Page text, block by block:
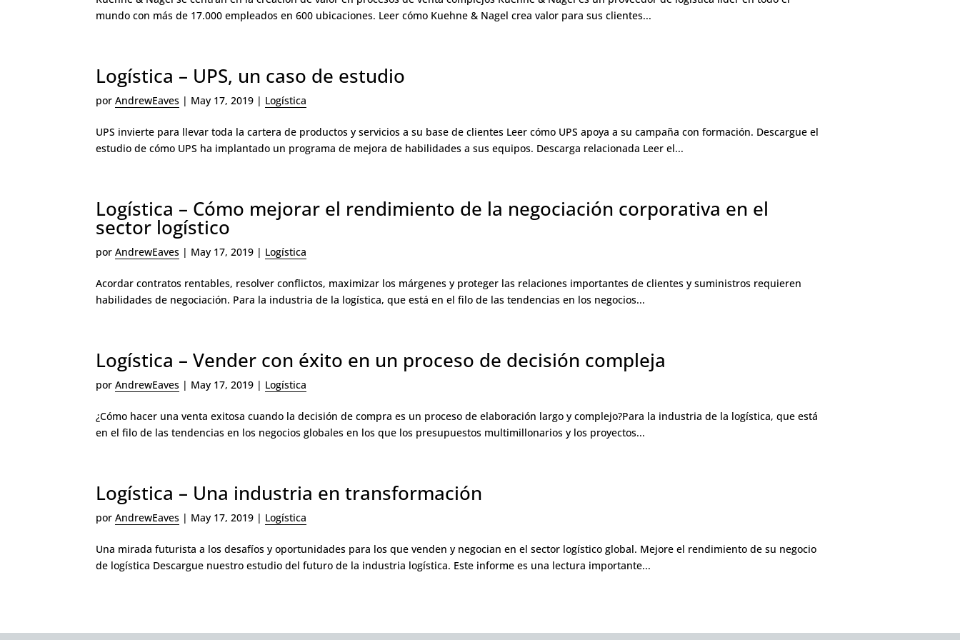
mundo con más de 17.000 empleados en 600 ubicaciones. Leer cómo Kuehne & Nagel crea valor para sus clientes...
Logística – UPS, un caso de estudio
porAndrewEaves | May 17, 2019 | Logística
UPS invierte para llevar toda la cartera de productos y servicios a su base de clientes Leer cómo UPS apoya a su campaña con formación. Descargue el
estudio de cómo UPS ha implantado un programa de mejora de habilidades a sus equipos. Descarga relacionada Leer el...
Logística – Cómo mejorar el rendimiento de la negociación corporativa en el
sector logístico
porAndrewEaves | May 17, 2019 | Logística
Acordar contratos rentables, resolver conflictos, maximizar los márgenes y proteger las relaciones importantes de clientes y suministros requieren
habilidades de negociación. Para la industria de la logística, que está en el filo de las tendencias en los negocios...
Logística – Vender con éxito en un proceso de decisión compleja
porAndrewEaves | May 17, 2019 | Logística
¿Cómo hacer una venta exitosa cuando la decisión de compra es un proceso de elaboración largo y complejo?Para la industria de la logística, que está
en el filo de las tendencias en los negocios globales en los que los presupuestos multimillonarios y los proyectos...
Logística – Una industria en transformación
porAndrewEaves | May 17, 2019 | Logística
Una mirada futurista a los desafíos y oportunidades para los que venden y negocian en el sector logístico global. Mejore el rendimiento de su negocio
de logística Descargue nuestro estudio del futuro de la industria logística. Este informe es una lectura importante...